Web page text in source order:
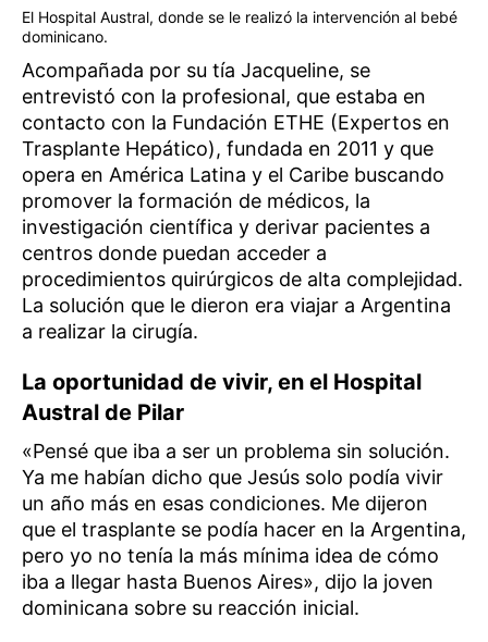
El Hospital Austral, donde se le realizó la intervención al bebé
dominicano.
Acompañada por su tía Jacqueline, se
entrevistó con la profesional, que estaba en
contacto con la Fundación ETHE (Expertos en
Trasplante Hepático), fundada en 2011 y que
opera en América Latina y el Caribe buscando
promover la formación de médicos, la
investigación científica y derivar pacientes a
centros donde puedan acceder a
procedimientos quirúrgicos de alta complejidad.
La solución que le dieron era viajar a Argentina
a realizar la cirugía.
La oportunidad de vivir, en el Hospital
Austral de Pilar
«Pensé que iba a ser un problema sin solución.
Ya me habían dicho que Jesús solo podía vivir
un año más en esas condiciones. Me dijeron
que el trasplante se podía hacer en la Argentina,
pero yo no tenía la más mínima idea de cómo
iba a llegar hasta Buenos Aires», dijo la joven
dominicana sobre su reacción inicial.